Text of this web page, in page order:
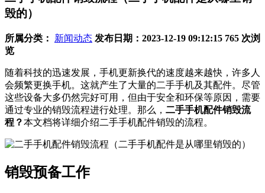
毁的）
所属分类： 新闻动态 发布日期：2023-12-19 09:12:15 765 次浏
览
随着科技的迅速发展，手机更新换代的速度越来越快，许多人
会频繁更换手机。这就产生了大量的二手手机及其配件。尽管
这些设备大多仍然完好可用，但由于安全和环保等原因，需要
通过专业的销毁流程进行处理。那么， 二手手机配件销毁流
程？本文档将详细介绍二手手机配件销毁的流程。
销毁预备工作